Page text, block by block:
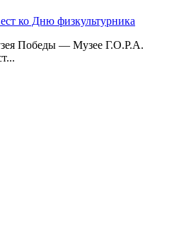
ко Дню физкультурника
Победы — Музее Г.О.Р.А.